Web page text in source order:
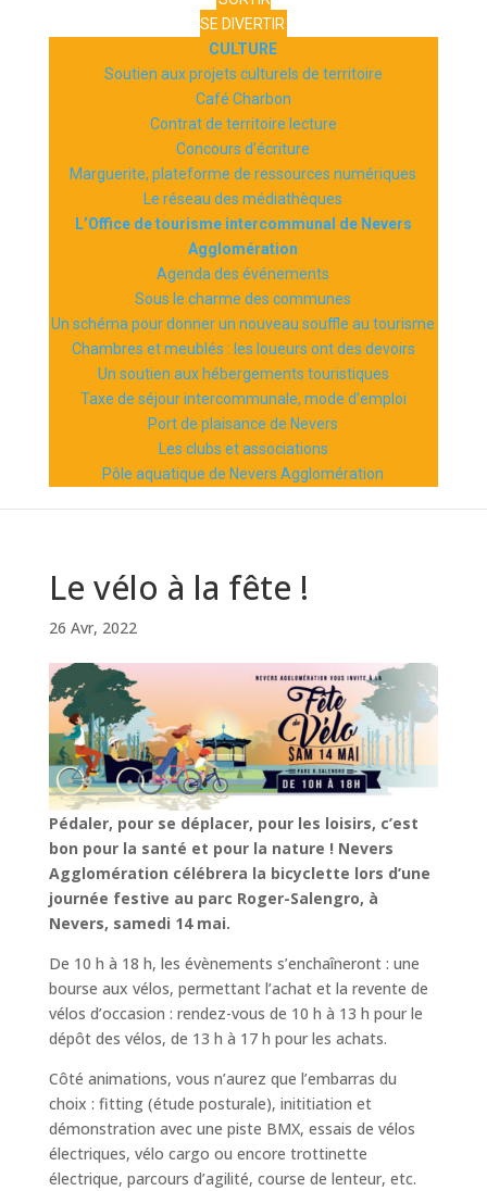
SE DIVERTIR
CULTURE
Soutien aux projets culturels de territoire
Café Charbon
Contrat de territoire lecture
Concours d’écriture
Marguerite, plateforme de ressources numériques
Le réseau des médiathèques
L’Office de tourisme intercommunal de Nevers
Agglomération
Agenda des événements
Sous le charme des communes
Un schéma pour donner un nouveau souffle au tourisme
Chambres et meublés : les loueurs ont des devoirs
Un soutien aux hébergements touristiques
Taxe de séjour intercommunale, mode d’emploi
Port de plaisance de Nevers
Les clubs et associations
Pôle aquatique de Nevers Agglomération
Le vélo à la fête !
26 Avr, 2022
Pédaler, pour se déplacer, pour les loisirs, c’est
bon pour la santé et pour la nature ! Nevers
Agglomération célébrera la bicyclette lors d’une
journée festive au parc Roger-Salengro, à
Nevers, samedi 14 mai.
De 10 h à 18 h, les évènements s’enchaîneront : une
bourse aux vélos, permettant l’achat et la revente de
vélos d’occasion : rendez-vous de 10 h à 13 h pour le
dépôt des vélos, de 13 h à 17 h pour les achats.
Côté animations, vous n’aurez que l’embarras du
choix : fitting (étude posturale), inititiation et
démonstration avec une piste BMX, essais de vélos
électriques, vélo cargo ou encore trottinette
électrique, parcours d’agilité, course de lenteur, etc.